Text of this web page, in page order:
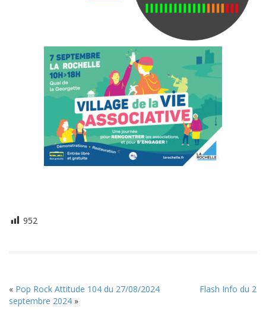
952
« Pop Rock Attitude 104 du 27/08/2024
Flash Info du 2
septembre 2024 »